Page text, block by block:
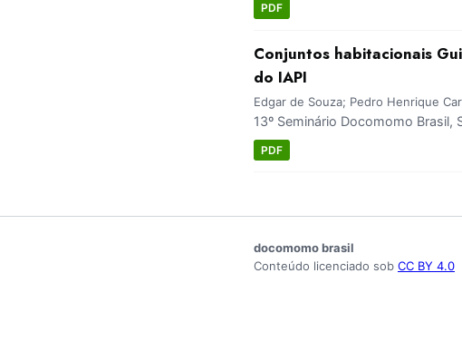
PDF
Conjuntos habitacionais
do IAPI
Edgar de Souza; Pedro Henrique
13º Seminário Docomomo Brasil,
PDF
docomomo brasil
Conteúdo licenciado sob CC BY 4.0